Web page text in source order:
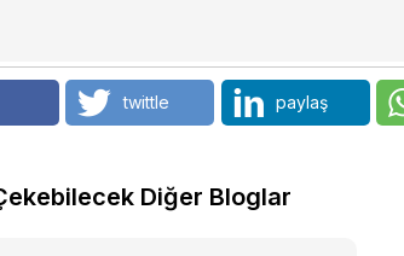
twittle paylaş
Diğer Bloglar